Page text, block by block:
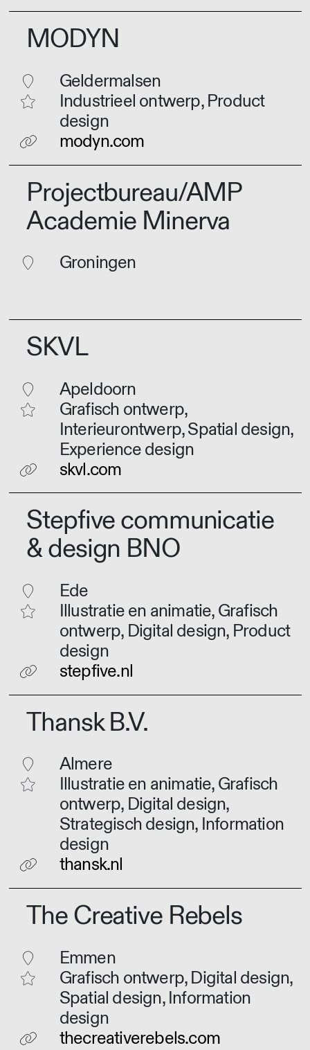
MODYN
Geldermalsen
Industrieel ontwerp, Product
design
modyn.com
Projectbureau/AMP
Academie Minerva
Groningen
SKVL
Apeldoorn
Grafisch ontwerp,
Interieurontwerp, Spatial design,
Experience design
skvl.com
Stepfive communicatie
& design BNO
Ede
Illustratie en animatie, Grafisch
ontwerp, Digital design, Product
design
stepfive.nl
Thansk B.V.
Almere
Illustratie en animatie, Grafisch
ontwerp, Digital design,
Strategisch design, Information
design
thansk.nl
The Creative Rebels
Emmen
Grafisch ontwerp, Digital design,
Spatial design, Information
design
thecreativerebels.com